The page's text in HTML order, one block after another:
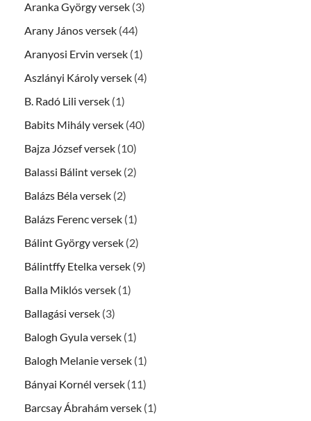
Aranka György versek (3)
Arany János versek (44)
Aranyosi Ervin versek (1)
Aszlányi Károly versek (4)
B. Radó Lili versek (1)
Babits Mihály versek (40)
Bajza József versek (10)
Balassi Bálint versek (2)
Balázs Béla versek (2)
Balázs Ferenc versek (1)
Bálint György versek (2)
Bálintffy Etelka versek (9)
Balla Miklós versek (1)
Ballagási versek (3)
Balogh Gyula versek (1)
Balogh Melanie versek (1)
Bányai Kornél versek (11)
Barcsay Ábrahám versek (1)